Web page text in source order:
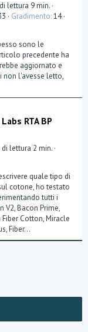
lettura 9 min.
Gradimento 14
sono le
precedente ha
aggiornato e
non l'avesse letto,
RTA BP
lettura 2 min.
quale tipo di
cotone, ho testato
tutti i
V2, Bacon Prime,
Cotton, Miracle
Fiber...